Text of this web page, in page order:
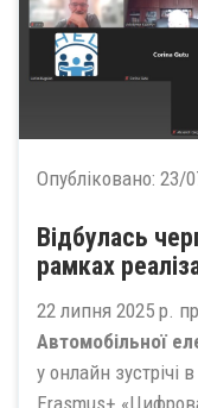
Опубліковано: 23/
Відбулась
рамках
22 липня 2025 р.
Автомобільної
у онлайн зустрічі
Erasmus+